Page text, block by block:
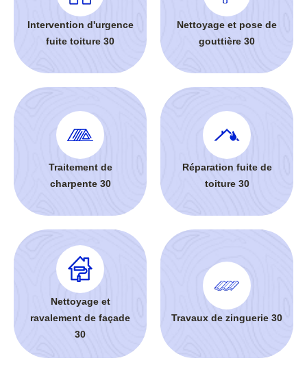
Intervention d'urgence
fuite toiture 30
Nettoyage et pose de
gouttière 30
Traitement de
charpente 30
Réparation fuite de
toiture 30
Nettoyage et
ravalement de façade
30
Travaux de zinguerie 30